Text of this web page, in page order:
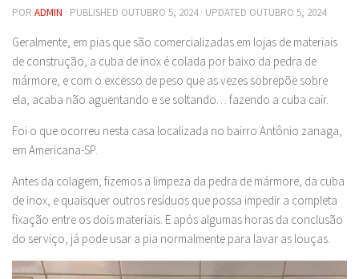
POR ADMIN · PUBLISHED OUTUBRO 5, 2024· UPDATED OUTUBRO 5, 2024
Geralmente, em pias que são comercializadas em lojas de materiais
de construção, a cuba de inox é colada por baixo da pedra de
mármore, e com o excesso de peso que as vezes sobrepõe sobre
ela, acaba não aguentando e se soltando… fazendo a cuba cair.
Foi o que ocorreu nesta casa localizada no bairro Antônio zanaga,
em Americana-SP.
Antes da colagem, fizemos a limpeza da pedra de mármore, da cuba
de inox, e quaisquer outros resíduos que possa impedir a completa
fixação entre os dois materiais. E após algumas horas da conclusão
do serviço, já pode usar a pia normalmente para lavar as louças.